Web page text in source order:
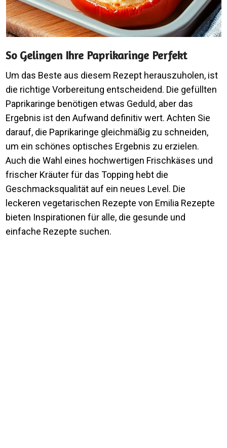
So Gelingen Ihre Paprikaringe Perfekt
Um das Beste aus diesem Rezept herauszuholen, ist
die richtige Vorbereitung entscheidend. Die gefüllten
Paprikaringe benötigen etwas Geduld, aber das
Ergebnis ist den Aufwand definitiv wert. Achten Sie
darauf, die Paprikaringe gleichmäßig zu schneiden,
um ein schönes optisches Ergebnis zu erzielen.
Auch die Wahl eines hochwertigen Frischkäses und
frischer Kräuter für das Topping hebt die
Geschmacksqualität auf ein neues Level. Die
leckeren vegetarischen Rezepte von Emilia Rezepte
bieten Inspirationen für alle, die gesunde und
einfache Rezepte suchen.